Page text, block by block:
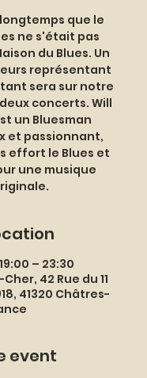
que le
ne s'était pas
du Blues. Un
représentant
sera sur notre
concerts. Will
un Bluesman
et passionnant,
effort le Blues et
une musique
– 23:30
42 Rue du 11
41320 Châtres-
event